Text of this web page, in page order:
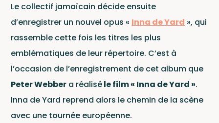
Le collectif jamaïcain décide ensuite
d’enregistrer un nouvel opus « Inna de Yard », qui
rassemble cette fois les titres les plus
emblématiques de leur répertoire. C’est à
l’occasion de l’enregistrement de cet album que
Peter Webber a réaliséle film « Inna de Yard ».
Inna de Yard reprend alors le chemin de la scène
avec une tournée européenne.
Wagram Music / Chapter Two Records
Pour